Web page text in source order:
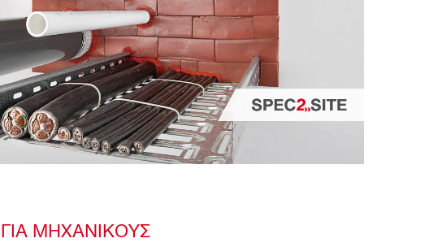
ΓΙΑ ΜΗΧΑΝΙΚΟΎΣ